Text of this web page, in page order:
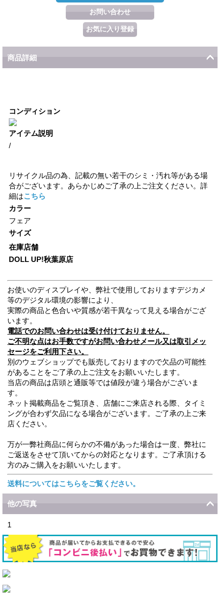
商品詳細
コンディション
アイテム説明
/
リサイクル品の為、記載の無い若干のシミ・汚れ等がある場
合がございます。あらかじめご了承の上ご注文ください。詳
細はこちら
カラー
フェア
サイズ
在庫店舗
DOLL UP!秋葉原店
お使いのディスプレイや、弊社で使用しておりますデジカメ
等のデジタル環境の影響により、
実際の商品と色合いや質感が若干異なって見える場合がござ
います。
電話でのお問い合わせは受け付けておりません。
ご不明な点はお手数ですがお問い合わせメール又は取引メッ
セージをご利用下さい。
別のウェブショップでも販売しておりますので欠品の可能性
があることをご了承の上ご注文をお願いいたします。
当店の商品は店頭と通販等では値段が違う場合がございま
す。
ネット掲載商品をご覧頂き、店舗にご来店される際、タイミ
ングが合わず欠品になる場合がございます。ご了承の上ご来
店ください。
万が一弊社商品に何らかの不備があった場合は一度、弊社に
ご返送をさせて頂いてからの対応となります。ご了承頂ける
方のみご購入をお願いいたします。
送料についてはこちらをご覧ください。
他の写真
1